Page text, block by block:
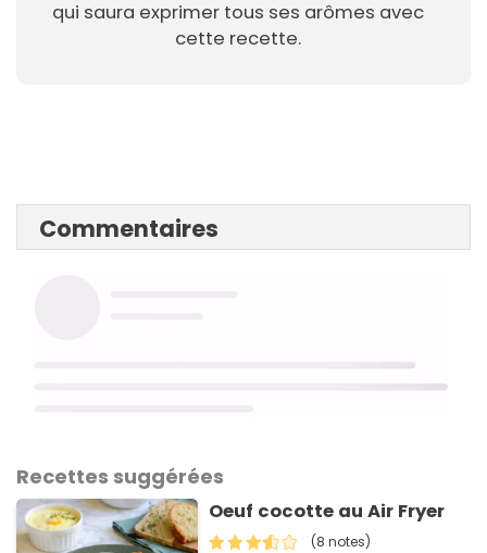
qui saura exprimer tous ses arômes avec
cette recette.
Commentaires
Recettes suggérées
Oeuf cocotte au Air Fryer
(8 notes)